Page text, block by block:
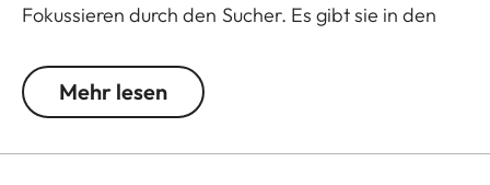
Fokussieren durch den Sucher. Es gibt sie in den
beachten Sie, dass der Sucher der Leica M
standardmäßig auf -0,5 Dioptrien eingestellt ist,
Mehr lesen